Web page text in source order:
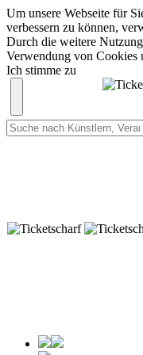
Um unsere Webseite für
verbessern zu können,
Durch die weitere
Verwendung von Cookies
Ich stimme zu